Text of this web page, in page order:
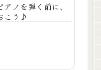
ノを弾く前に、
こう♪